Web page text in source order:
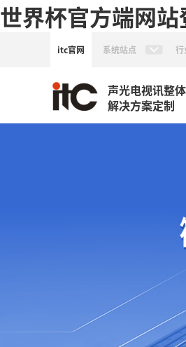
世界杯官方端网站
itc官网 系统站点 行
声光电视讯整
解决方案定制